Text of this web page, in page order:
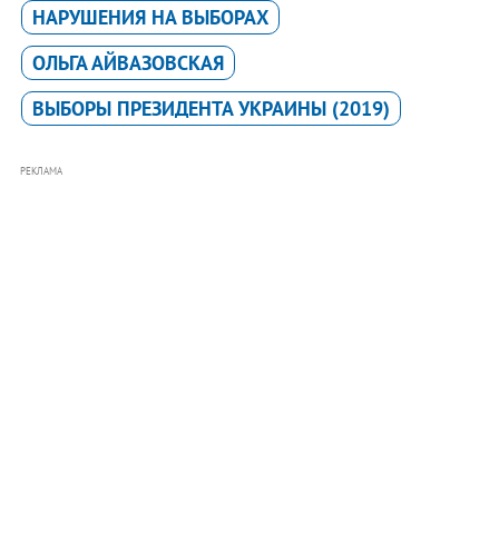
НАРУШЕНИЯ НА ВЫБОРАХ
ОЛЬГА АЙВАЗОВСКАЯ
ВЫБОРЫ ПРЕЗИДЕНТА УКРАИНЫ (2019)
РЕКЛАМА